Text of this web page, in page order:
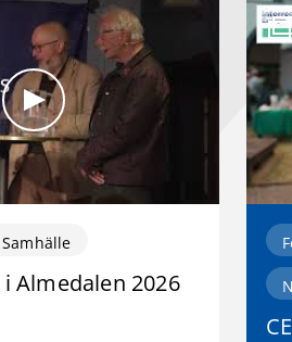
Samhälle
Almedalen 2026